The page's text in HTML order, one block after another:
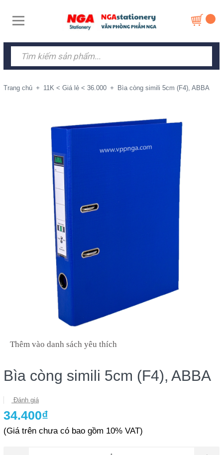
Trang chủ + 11K < Giá lẻ < 36.000 + Bìa còng simili 5cm (F4), ABBA
Thêm vào danh sách yêu thích
Bìa còng simili 5cm (F4), ABBA
Đánh giá
34.400₫
(Giá trên chưa có bao gồm 10% VAT)